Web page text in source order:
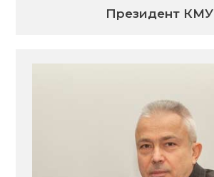
Президент КМУ